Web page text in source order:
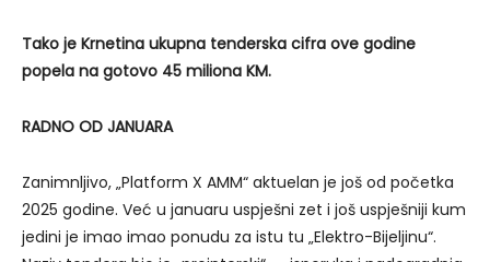
Tako je Krnetina ukupna tenderska cifra ove godine
popela na gotovo 45 miliona KM.
RADNO OD JANUARA
Zanimnljivo, „Platform X AMM“ aktuelan je još od početka
2025 godine. Već u januaru uspješni zet i još uspješniji kum
jedini je imao imao ponudu za istu tu „Elektro-Bijeljinu“.